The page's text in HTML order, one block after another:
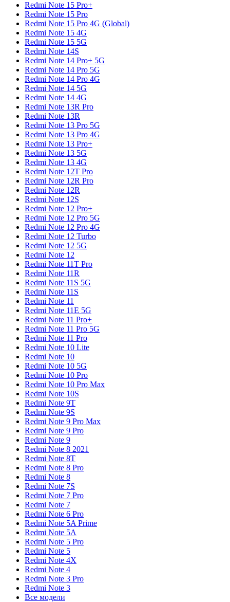
Redmi Note 15 Pro+
Redmi Note 15 Pro
Redmi Note 15 Pro 4G (Global)
Redmi Note 15 4G
Redmi Note 15 5G
Redmi Note 14S
Redmi Note 14 Pro+ 5G
Redmi Note 14 Pro 5G
Redmi Note 14 Pro 4G
Redmi Note 14 5G
Redmi Note 14 4G
Redmi Note 13R Pro
Redmi Note 13R
Redmi Note 13 Pro 5G
Redmi Note 13 Pro 4G
Redmi Note 13 Pro+
Redmi Note 13 5G
Redmi Note 13 4G
Redmi Note 12T Pro
Redmi Note 12R Pro
Redmi Note 12R
Redmi Note 12S
Redmi Note 12 Pro+
Redmi Note 12 Pro 5G
Redmi Note 12 Pro 4G
Redmi Note 12 Turbo
Redmi Note 12 5G
Redmi Note 12
Redmi Note 11T Pro
Redmi Note 11R
Redmi Note 11S 5G
Redmi Note 11S
Redmi Note 11
Redmi Note 11E 5G
Redmi Note 11 Pro+
Redmi Note 11 Pro 5G
Redmi Note 11 Pro
Redmi Note 10 Lite
Redmi Note 10
Redmi Note 10 5G
Redmi Note 10 Pro
Redmi Note 10 Pro Max
Redmi Note 10S
Redmi Note 9T
Redmi Note 9S
Redmi Note 9 Pro Max
Redmi Note 9 Pro
Redmi Note 9
Redmi Note 8 2021
Redmi Note 8T
Redmi Note 8 Pro
Redmi Note 8
Redmi Note 7S
Redmi Note 7 Pro
Redmi Note 7
Redmi Note 6 Pro
Redmi Note 5A Prime
Redmi Note 5A
Redmi Note 5 Pro
Redmi Note 5
Redmi Note 4X
Redmi Note 4
Redmi Note 3 Pro
Redmi Note 3
Все модели